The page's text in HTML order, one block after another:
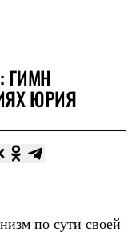
ГИМН
ЮРИЯ
по сути своей